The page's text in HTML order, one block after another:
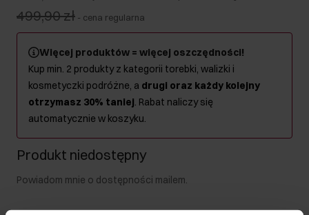
499,90 zł - cena regularna
Więcej produktów = więcej oszczędności!
Kup min. 2 produkty z kategorii torebki, walizki i
kosmetyczki podróżne, a drugi oraz każdy kolejny
otrzymasz 30% taniej. Rabat naliczy się
automatycznie w koszyku.
Produkt niedostępny
Powiadom mnie o dostępności mailem.